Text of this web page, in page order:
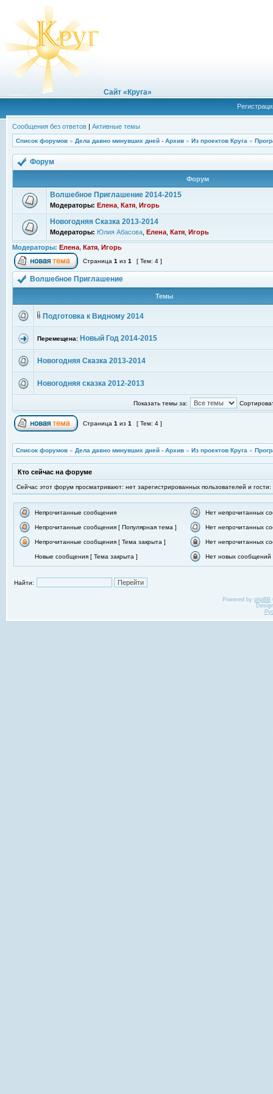
Сайт «Круга»
Сообщения без ответов | Активные темы
Список форумов » Дела давно минувших дней - Архив » Из проектов Круга »
Форум
Форум
Волшебное Приглашение 2014-2015
Модераторы: Елена Катя Игорь
Новогодняя Сказка 2013-2014
Модераторы: Юлия Абасова Елена Катя Игорь
Модераторы: Елена, Катя, Игорь
Страница 1 из 1 [ Тем: 4 ]
Волшебное Приглашение
Темы
Подготовка к Видному 2014
Перемещена: Новый Год 2014-2015
Новогодняя Сказка 2013-2014
Новогодняя сказка 2012-2013
Показать темы за:
Страница 1 из 1 [ Тем: 4 ]
Список форумов » Дела давно минувших дней - Архив » Из проектов Круга »
Кто сейчас на форуме
Сейчас этот форум просматривают: нет зарегистрированных пользователей и гости:
Непрочитанные сообщения Нет непрочитанных
Непрочитанные сообщения [ Популярная тема ] Нет непрочитанных
Непрочитанные сообщения [ Тема закрыта ] Нет непрочитанных
Новые сообщения [ Тема закрыта ] Нет новых сообщений
Найти:
Powered by phpBB